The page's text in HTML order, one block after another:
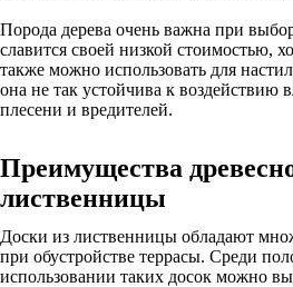
Порода дерева очень важна при
славится своей низкой стоимостью,
также можно использовать для
она не так устойчива к воздействию
плесени и вредителей.
Преимущества
лиственницы
Доски из лиственницы обладают
при обустройстве террасы. Среди
использовании таких досок можно